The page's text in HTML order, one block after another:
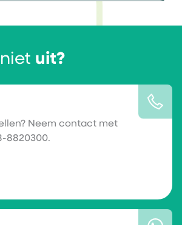
uit?
Neem contact met
8820300.